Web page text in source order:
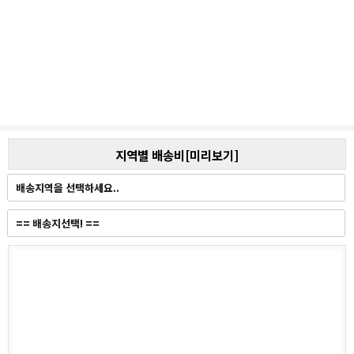
지역별 배송비[미리보기]